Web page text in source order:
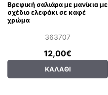
Βρεφική σαλιάρα με μανίκια με
σχέδιο ελεφάκι σε καφέ
χρώμα
363707
12,00€
ΚΑΛΆΘΙ